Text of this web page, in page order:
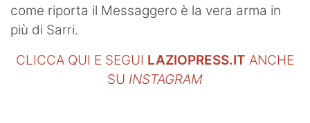
come riporta il Messaggero è la vera arma in
più di Sarri.
CLICCA QUI E SEGUI LAZIOPRESS.IT ANCHE
SU INSTAGRAM